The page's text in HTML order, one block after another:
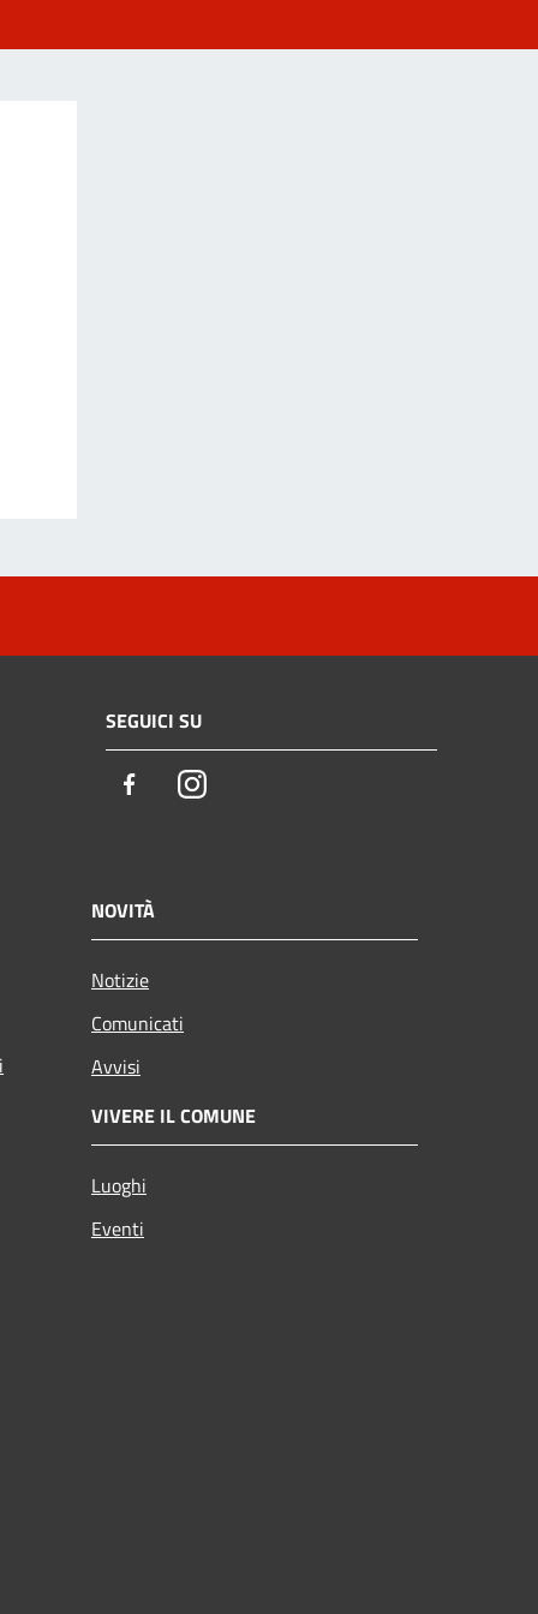
SEGUICI SU
FacebookInstagram
NOVITÀ
Notizie
Comunicati
Avvisi
VIVERE IL COMUNE
Luoghi
Eventi